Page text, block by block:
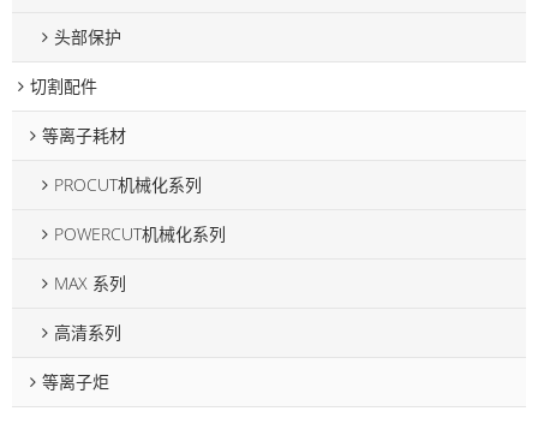
头部保护
切割配件
等离子耗材
PROCUT机械化系列
POWERCUT机械化系列
MAX 系列
高清系列
等离子炬